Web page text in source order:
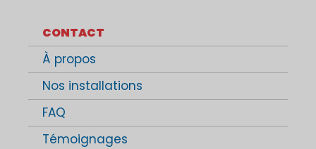
CONTACT
À propos
Nos installations
FAQ
Témoignages